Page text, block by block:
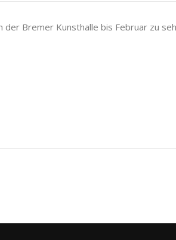
Bremer Kunsthalle bis Februar zu